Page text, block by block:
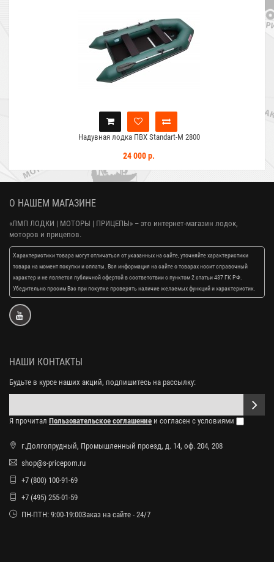
Надувная лодка ПВХ Standart-M 2800
24 000 р.
О НАШЕМ МАГАЗИНЕ
«ЛМП ЛОДКИ | МОТОРЫ | ПРИЦЕПЫ» – это интернет-магазин лодок,
моторов и прицепов.
Характеристики товара могут отличаться от указанных на сайте, уточняйте характеристики
товара на момент покупки и оплаты. Вся информация на сайте о товарах носит справочный
характер и не является публичной офертой в соответствии с пунктом 2 статьи 437 ГК РФ.
Убедительно просим Вас при покупке проверять наличие желаемых функций и характеристик.
НАШИ КОНТАКТЫ
Будьте в курсе наших акций, подпишитесь на рассылку:
Я прочитал Пользовательское соглашение и согласен с условиями
г.Долгопрудный, Промышленный проезд, д. 14, оф. 204, 208
shop@s-pricepom.ru
+7 (800) 100-91-69
+7 (495) 255-01-59
ПН-ПТН: 9:00-19:00Заказ на сайте - 24/7